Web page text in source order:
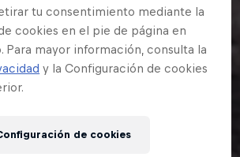
tu consentimiento mediante la
cookies en el pie de página en
Para mayor información, consulta la
y la Configuración de cookies
de cookies